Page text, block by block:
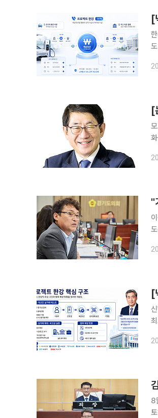
[
화를 잊혀질 만하면 가끔씩 불거진다. 사건
8
토해야” 김성수 전북특